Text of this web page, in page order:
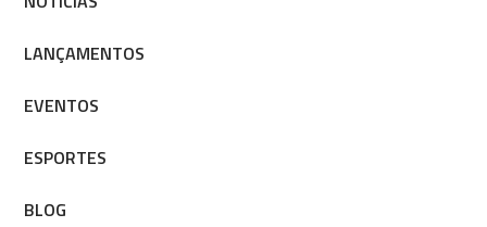
LANÇAMENTOS
EVENTOS
ESPORTES
BLOG